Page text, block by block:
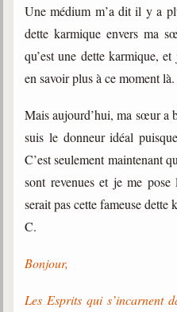
Une médium m’a dit il y a
dette karmique envers ma
qu’est une dette karmique,
en savoir plus à ce moment là.
Mais aujourd’hui, ma sœur a
suis le donneur idéal
C’est seulement maintenant
sont revenues et je me
serait pas cette fameuse dette
C.
Bonjour,
Les Esprits qui s’incarnent